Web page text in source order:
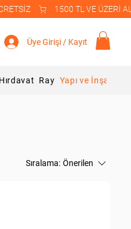
Üye Girişi / Kayıt
Hırdavat Ray Yapı ve İnşaat
Sıralama: Önerilen